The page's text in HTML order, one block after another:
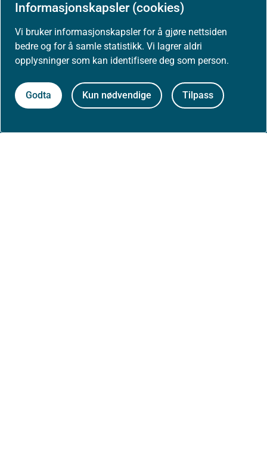
Informasjonskapsler (cookies)
Vi bruker informasjonskapsler for å gjøre nettsiden
bedre og for å samle statistikk. Vi lagrer aldri
opplysninger som kan identifisere deg som person.
Godta Kun nødvendige Tilpass
Nyheter
Arrangementer
Høringer